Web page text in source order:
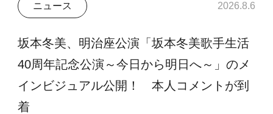
ニュース 2026.8.6
坂本冬美、明治座公演「坂本冬美歌手生活
40周年記念公演～今日から明日へ～」のメ
インビジュアル公開！ 本人コメントが到
着